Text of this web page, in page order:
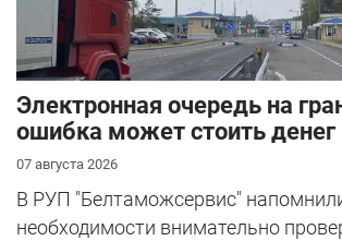
Электронная очередь на
ошибка может стоить денег
07 августа 2026
В РУП "Белтаможсервис"
необходимости внимательно